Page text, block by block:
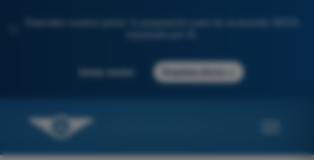
Descubre nuestro portal: tu preparación para los exámenes AESA
Iniciar sesión Empieza ahora